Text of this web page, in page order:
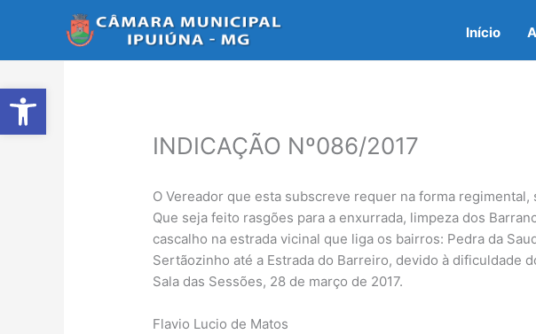
Abrir a barra de ferramentas
Início
INDICAÇÃO Nº086/2017
O Vereador que esta subscreve requer na forma
Que seja feito rasgões para a enxurrada, limpeza dos
cascalho na estrada vicinal que liga os bairros: Pedra da
Sertãozinho até a Estrada do Barreiro, devido à dificuldade
Sala das Sessões, 28 de março de 2017.
Flavio Lucio de Matos